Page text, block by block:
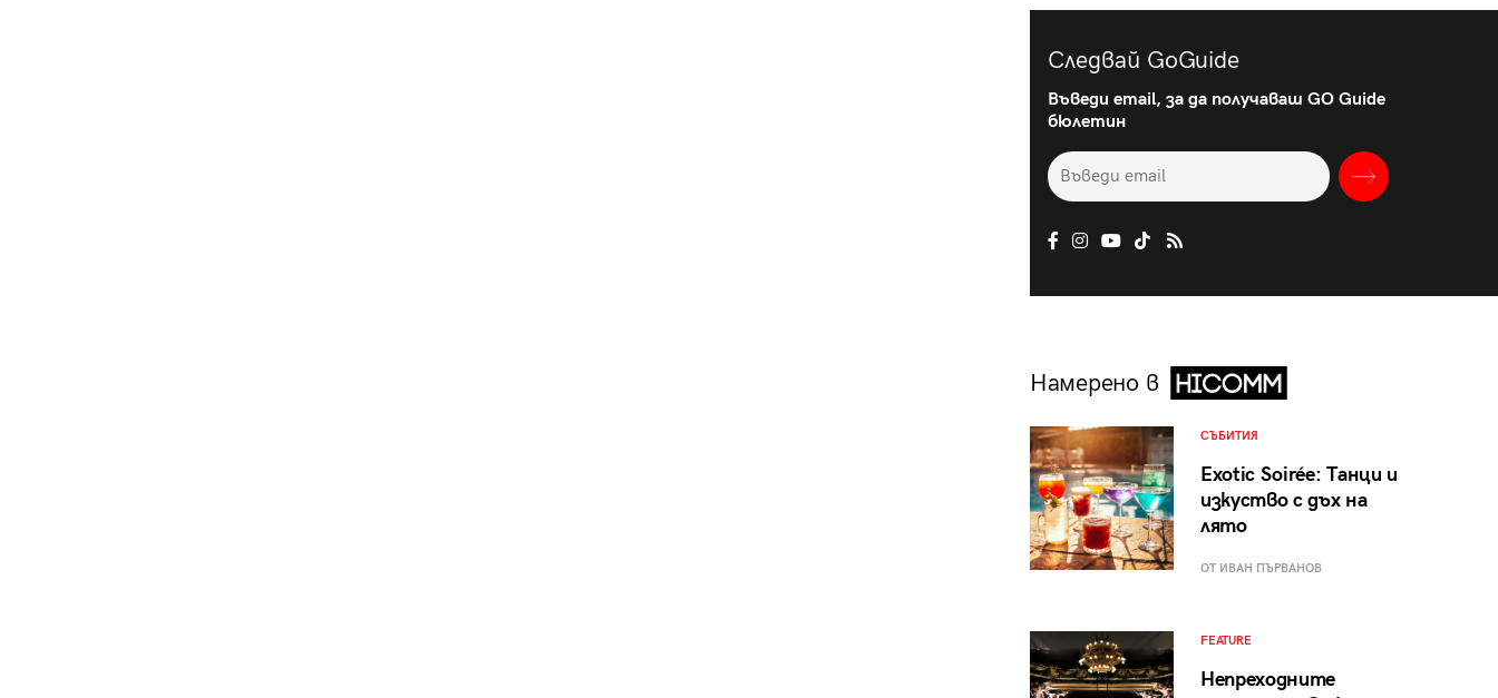
Следвай GoGuide
Въведи email, за да получаваш GO Guide
бюлетин
Намерено в
СЪБИТИЯ
Exotic Soirée: Танци и
изкуство с дъх на
лято
ОТ ИВАН ПЪРВАНОВ
FEATURE
Непреходните